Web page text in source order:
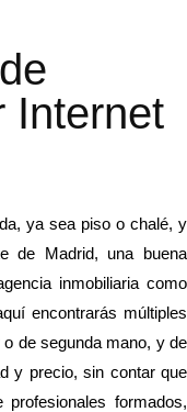
Internet
ya sea piso o chalé, y
de Madrid, una buena
inmobiliaria como
encontrarás múltiples
de segunda mano, y de
y precio, sin contar que
formados,